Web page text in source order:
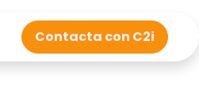
Contacta con C2i
Contacta con C2i